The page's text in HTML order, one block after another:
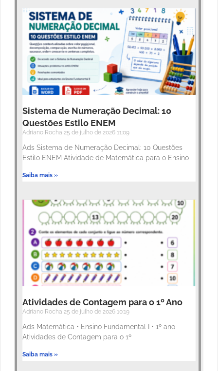
Sistema de Numeração Decimal: 10
Questões Estilo ENEM
Adriano Rocha 25 de julho de 2026 11:09
Ads Sistema de Numeração Decimal: 10 Questões
Estilo ENEM Atividade de Matemática para o Ensino
Saiba mais »
Atividades de Contagem para o 1º Ano
Adriano Rocha 25 de julho de 2026 10:19
Ads Matemática • Ensino Fundamental I • 1º ano
Atividades de Contagem para o 1º
Saiba mais »